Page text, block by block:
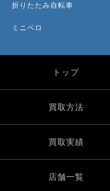
折りたたみ自転車
ミニベロ
トップ
買取方法
買取実績
店舗一覧